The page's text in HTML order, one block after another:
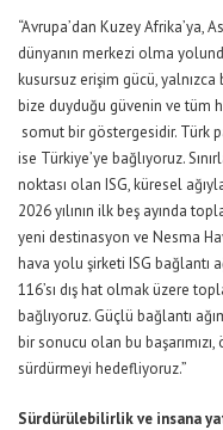
“Avrupa’dan Kuzey Afrika’ya,
dünyanın merkezi olma
kusursuz erişim gücü,
bize duyduğu güvenin ve tüm
somut bir göstergesidir. Türk
ise Türkiye’ye bağlıyoruz.
noktası olan ISG, küresel
2026 yılının ilk beş ayında
yeni destinasyon ve Nesma
hava yolu şirketi ISG bağlantı
116’sı dış hat olmak üzere
bağlıyoruz. Güçlü bağlantı
bir sonucu olan bu
sürdürmeyi hedefliyoruz.”
Sürdürülebilirlik ve insana